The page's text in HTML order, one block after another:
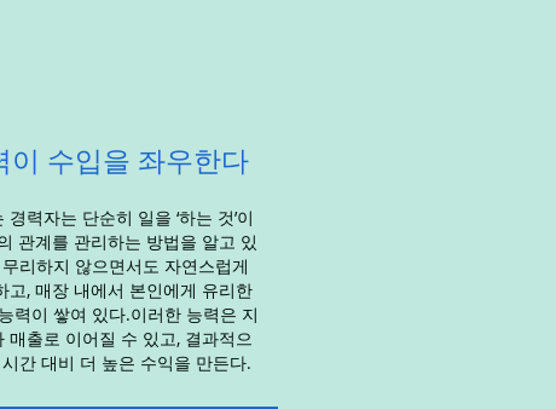
이 수입을 좌우한다
력자는 단순히 일을 ‘하는 것’이
관계를 관리하는 방법을 알고 있
리하지 않으면서도 자연스럽게
고, 매장 내에서 본인에게 유리한
력이 쌓여 있다.이러한 능력은 지
매출로 이어질 수 있고, 결과적으
간 대비 더 높은 수익을 만든다.